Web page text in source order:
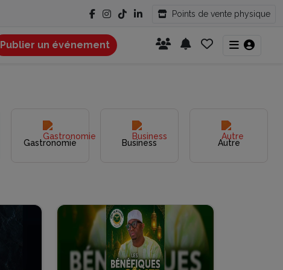
Points de vente physique
Publier un événement
Gastronomie Business Autre